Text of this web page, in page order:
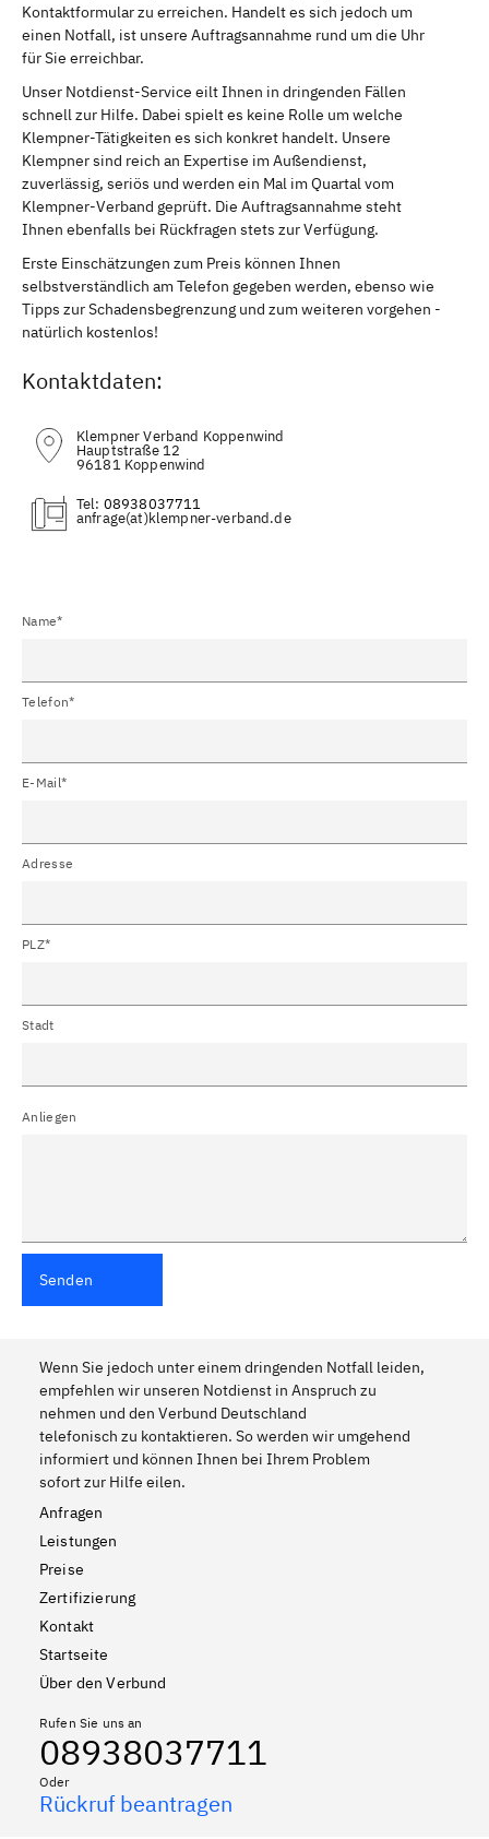
Kontaktformular zu erreichen. Handelt es sich jedoch um
einen Notfall, ist unsere Auftragsannahme rund um die Uhr
für Sie erreichbar.
Unser Notdienst-Service eilt Ihnen in dringenden Fällen
schnell zur Hilfe. Dabei spielt es keine Rolle um welche
Klempner-Tätigkeiten es sich konkret handelt. Unsere
Klempner sind reich an Expertise im Außendienst,
zuverlässig, seriös und werden ein Mal im Quartal vom
Klempner-Verband geprüft. Die Auftragsannahme steht
Ihnen ebenfalls bei Rückfragen stets zur Verfügung.
Erste Einschätzungen zum Preis können Ihnen
selbstverständlich am Telefon gegeben werden, ebenso wie
Tipps zur Schadensbegrenzung und zum weiteren vorgehen -
natürlich kostenlos!
Kontaktdaten:
Klempner Verband Koppenwind
Hauptstraße 12
96181 Koppenwind
Tel: 08938037711
(at)
Name*
Telefon*
E-Mail*
Adresse
PLZ*
Stadt
Anliegen
Senden
Wenn Sie jedoch unter einem dringenden Notfall leiden,
empfehlen wir unseren Notdienst in Anspruch zu
nehmen und den Verbund Deutschland
telefonisch zu kontaktieren. So werden wir umgehend
informiert und können Ihnen bei Ihrem Problem
sofort zur Hilfe eilen.
Anfragen
Leistungen
Preise
Zertifizierung
Kontakt
Startseite
Über den Verbund
Rufen Sie uns an
08938037711
Oder
Rückruf beantragen